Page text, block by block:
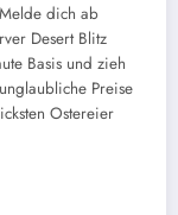
dich ab
Desert Blitz
Basis und zieh
Preise
Ostereier